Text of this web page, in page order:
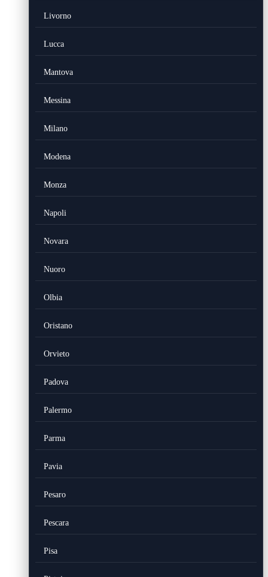
Livorno
Lucca
Mantova
Messina
Milano
Modena
Monza
Napoli
Novara
Nuoro
Olbia
Oristano
Orvieto
Padova
Palermo
Parma
Pavia
Pesaro
Pescara
Pisa